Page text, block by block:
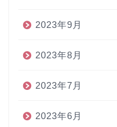
2023年9月
2023年8月
2023年7月
2023年6月